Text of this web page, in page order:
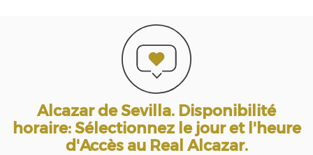
Alcazar de Sevilla. Disponibilité
horaire: Sélectionnez le jour et l'heure
d'Accès au Real Alcazar.